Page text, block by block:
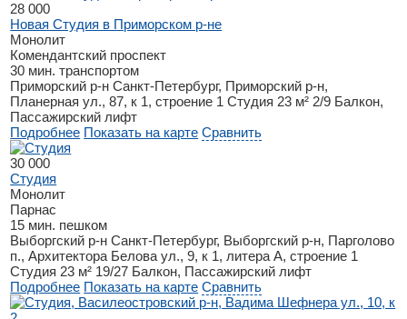
28 000
Новая Студия в Приморском р-не
Монолит
Комендантский проспект
30 мин. транспортом
Приморский р-н Санкт-Петербург, Приморский р-н,
Планерная ул., 87, к 1, строение 1 Студия 23 м² 2/9 Балкон,
Пассажирский лифт
Подробнее Показать на карте Сравнить
30 000
Студия
Монолит
Парнас
15 мин. пешком
Выборгский р-н Санкт-Петербург, Выборгский р-н, Парголово
п., Архитектора Белова ул., 9, к 1, литера А, строение 1
Студия 23 м² 19/27 Балкон, Пассажирский лифт
Подробнее Показать на карте Сравнить